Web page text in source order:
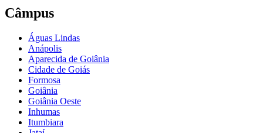
Câmpus
Águas Lindas
Anápolis
Aparecida de Goiânia
Cidade de Goiás
Formosa
Goiânia
Goiânia Oeste
Inhumas
Itumbiara